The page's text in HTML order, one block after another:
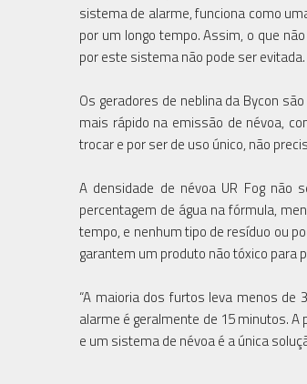
sistema de alarme, funciona como
por um longo tempo. Assim, o que
por este sistema não pode ser evitada.
Os geradores de neblina da Bycon
mais rápido na emissão de névoa,
trocar e por ser de uso único, não
A densidade de névoa UR Fog
percentagem de água na fórmula,
tempo, e nenhum tipo de resíduo ou
garantem um produto não tóxico para
“A maioria dos furtos leva menos de
alarme é geralmente de 15 minutos.
e um sistema de névoa é a única